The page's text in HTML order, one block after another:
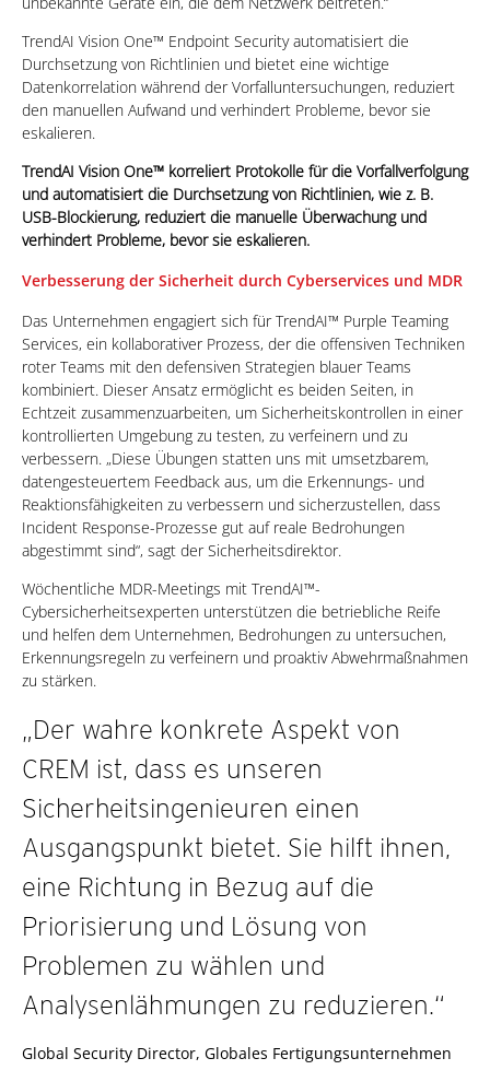
TrendAI Vision One™ Endpoint Security automatisiert die
Durchsetzung von Richtlinien und bietet eine wichtige
Datenkorrelation während der Vorfalluntersuchungen, reduziert
den manuellen Aufwand und verhindert Probleme, bevor sie
eskalieren.
TrendAI Vision One™ korreliert Protokolle für die Vorfallverfolgung
und automatisiert die Durchsetzung von Richtlinien, wie z. B.
USB-Blockierung, reduziert die manuelle Überwachung und
verhindert Probleme, bevor sie eskalieren.
Verbesserung der Sicherheit durch Cyberservices und MDR
Das Unternehmen engagiert sich für TrendAI™ Purple Teaming
Services, ein kollaborativer Prozess, der die offensiven Techniken
roter Teams mit den defensiven Strategien blauer Teams
kombiniert. Dieser Ansatz ermöglicht es beiden Seiten, in
Echtzeit zusammenzuarbeiten, um Sicherheitskontrollen in einer
kontrollierten Umgebung zu testen, zu verfeinern und zu
verbessern. „Diese Übungen statten uns mit umsetzbarem,
datengesteuertem Feedback aus, um die Erkennungs- und
Reaktionsfähigkeiten zu verbessern und sicherzustellen, dass
Incident Response-Prozesse gut auf reale Bedrohungen
abgestimmt sind“, sagt der Sicherheitsdirektor.
Wöchentliche MDR-Meetings mit TrendAI™-
Cybersicherheitsexperten unterstützen die betriebliche Reife
und helfen dem Unternehmen, Bedrohungen zu untersuchen,
Erkennungsregeln zu verfeinern und proaktiv Abwehrmaßnahmen
zu stärken.
„Der wahre konkrete Aspekt von
CREM ist, dass es unseren
Sicherheitsingenieuren einen
Ausgangspunkt bietet. Sie hilft ihnen,
eine Richtung in Bezug auf die
Priorisierung und Lösung von
Problemen zu wählen und
Analysenlähmungen zu reduzieren.“
Global Security Director, Globales Fertigungsunternehmen